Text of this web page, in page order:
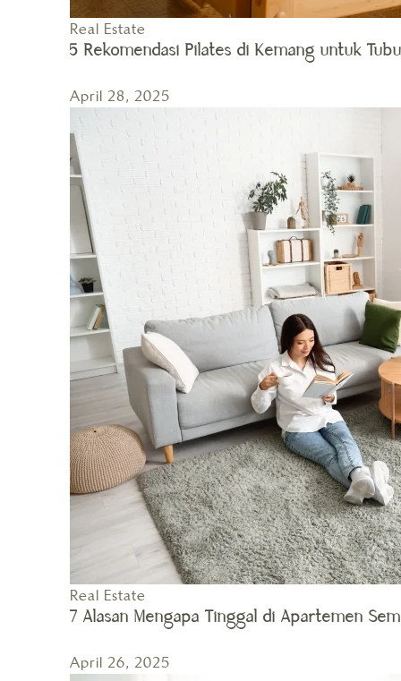
Real Estate
5 Rekomendasi Pilates di Kemang untuk
April 28, 2025
Real Estate
7 Alasan Mengapa Tinggal di Apartemen
April 26, 2025